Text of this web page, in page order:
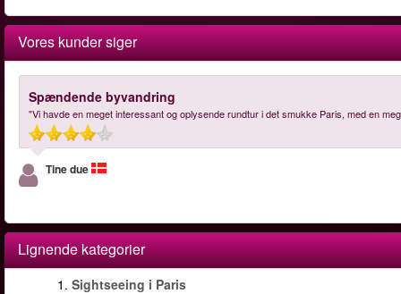
Vores kunder siger
Spændende byvandring
"Vi havde en meget interessant og oplysende rundtur i det smukke Paris, med en
Tine due
Lignende kategorier
1. Sightseeing i Paris